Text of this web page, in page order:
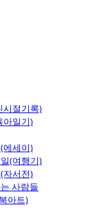
시절기록)
아일기)
에세이)
(여행기)
자서전)
사람들
아트)